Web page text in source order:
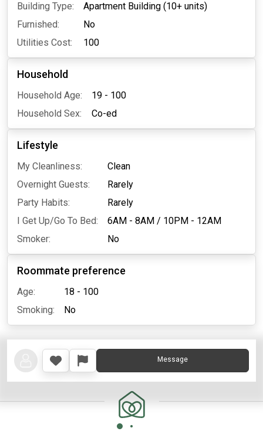
Building Type:
Apartment Building (10+ units)
Furnished:
No
Utilities Cost:
100
Household
Household Age:
19 - 100
Household Sex:
Co-ed
Lifestyle
My Cleanliness:
Clean
Overnight Guests:
Rarely
Party Habits:
Rarely
I Get Up/Go To Bed:
6AM - 8AM / 10PM - 12AM
Smoker:
No
Roommate preference
Age:
18 - 100
Smoking:
No
Message